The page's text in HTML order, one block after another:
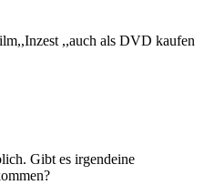
,,auch als DVD kaufen
Gibt es irgendeine